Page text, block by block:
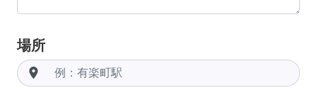
場所
room